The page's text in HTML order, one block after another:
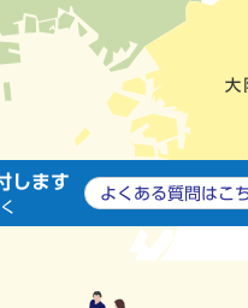
します
よくある質問は こ